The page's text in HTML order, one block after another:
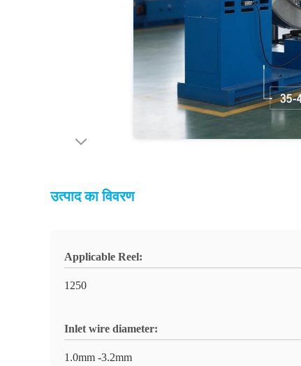
उत्पाद का विवरण
Applicable Reel:
1250
Inlet wire diameter:
1.0mm -3.2mm